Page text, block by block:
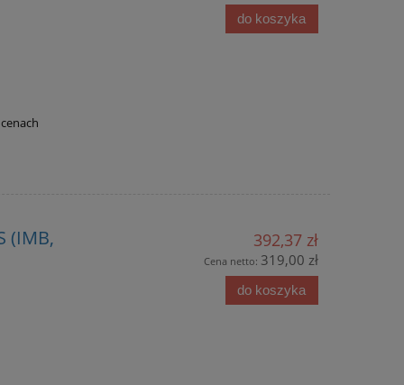
do koszyka
(IMB, 392,37 zł
Cena netto: 319,00 zł
do koszyka